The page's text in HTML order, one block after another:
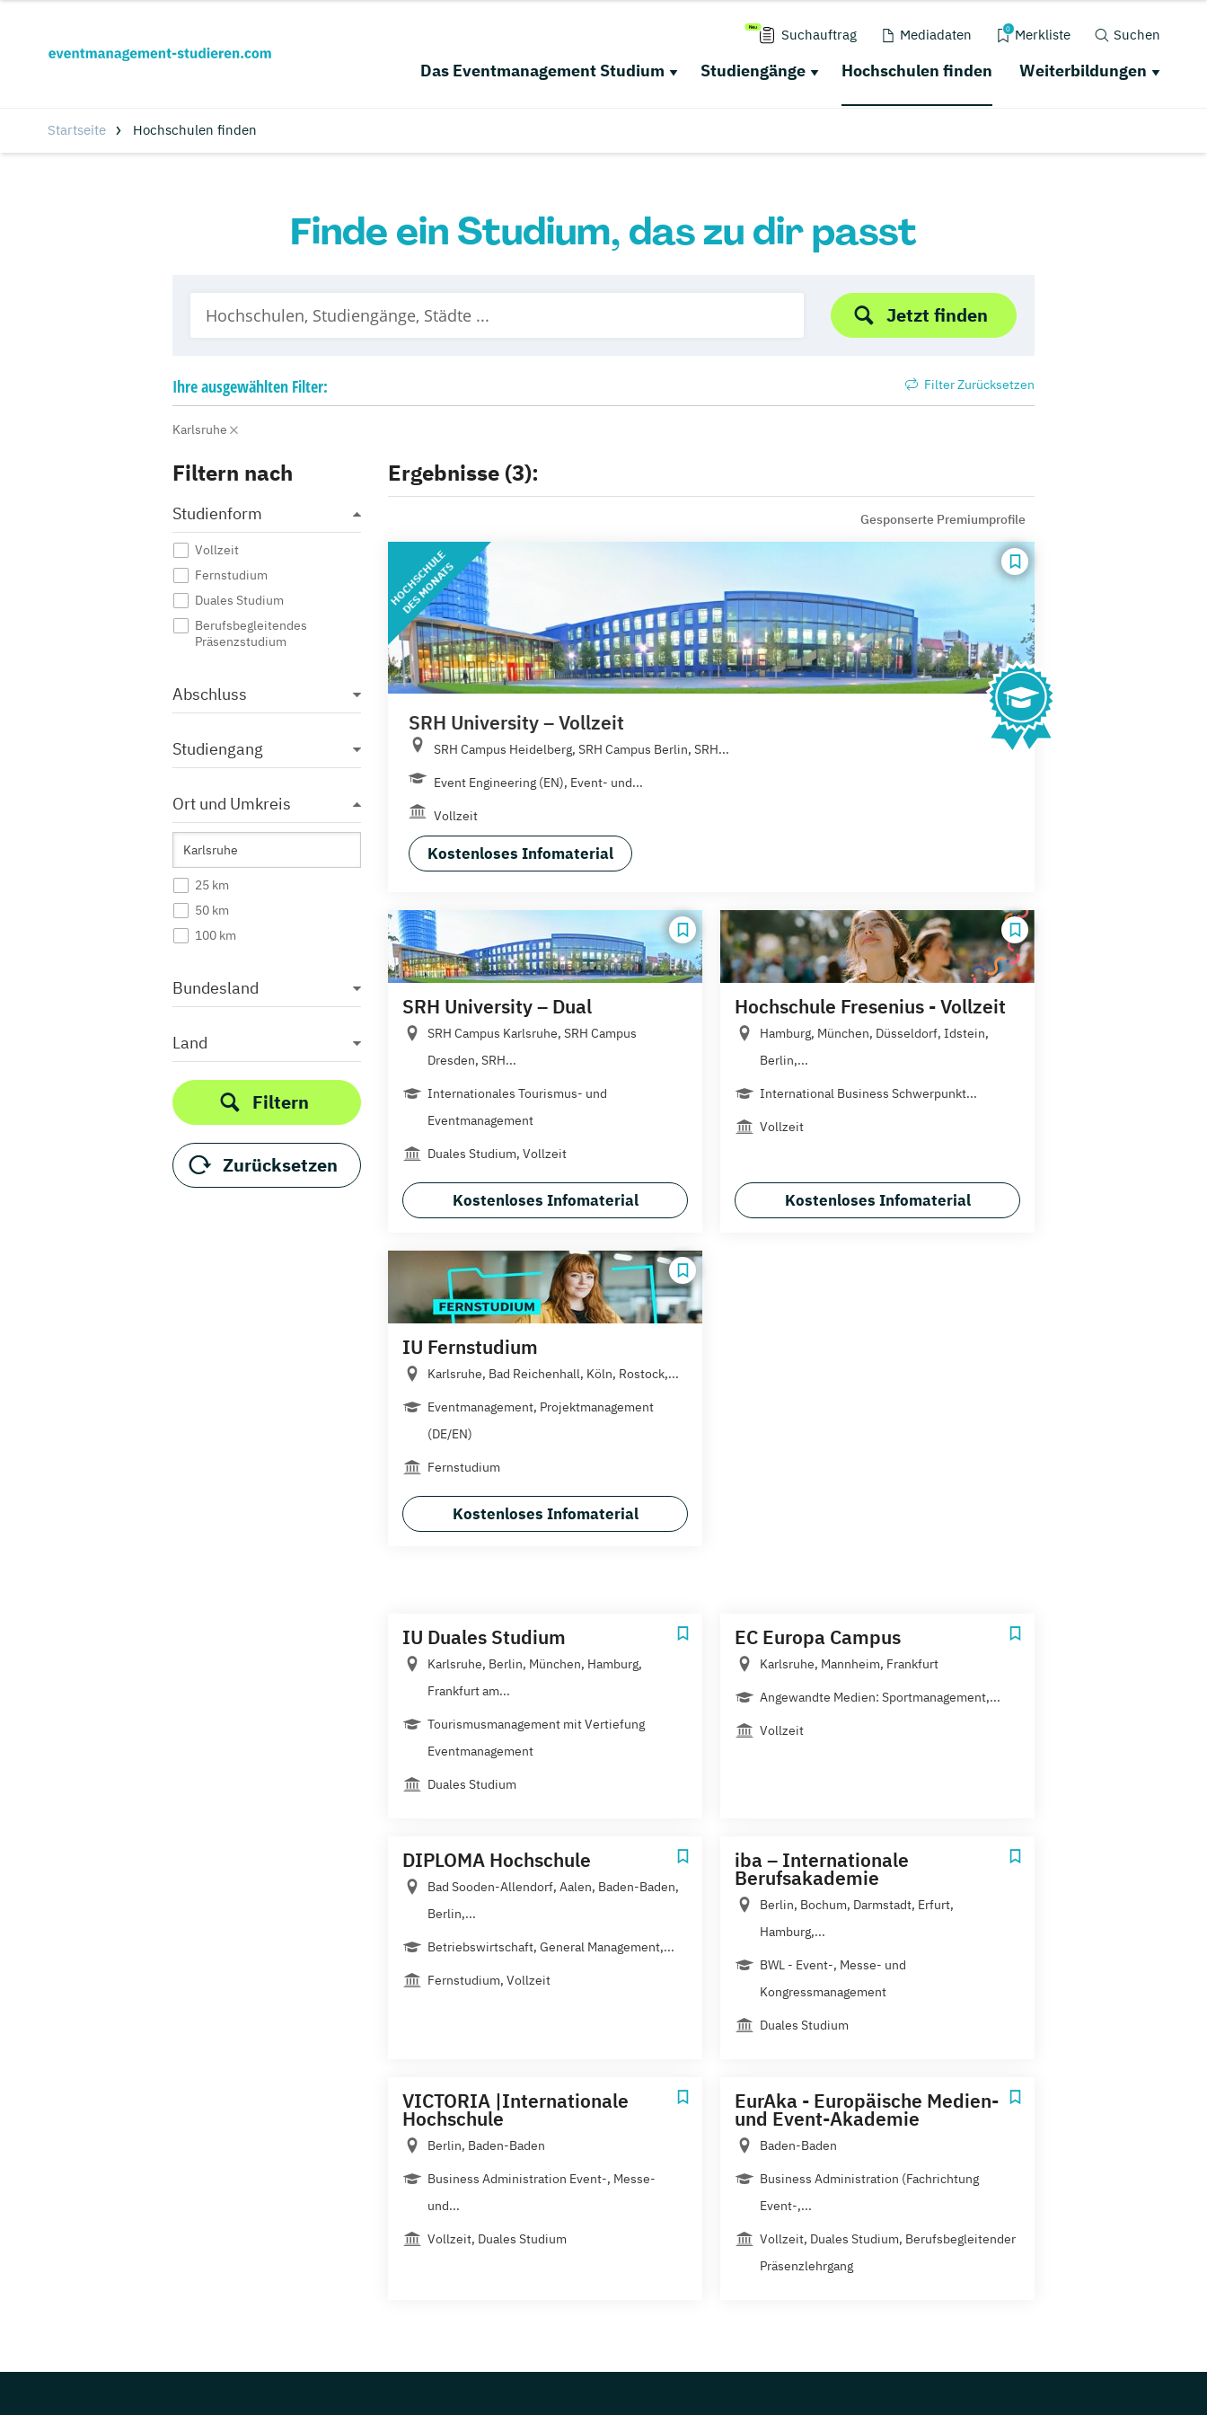
Suchauftrag Mediadaten 0 Merkliste Suchen
Das Eventmanagement Studium Studiengänge Hochschulen finden Weiterbildungen
Startseite Hochschulen finden
Finde ein Studium, das zu dir passt
Jetzt finden
Ihreausgewählten Filter: Filter Zurücksetzen
Karlsruhe
Filtern nach
Studienform
Vollzeit
Fernstudium
Duales Studium
Berufsbegleitendes
Präsenzstudium
Abschluss
Studiengang
Ort und Umkreis
25 km
50 km
100 km
Bundesland
Land
Filtern
Zurücksetzen
Ergebnisse (3):
Gesponserte Premiumprofile
HOCHSCHULE
DES MONATS
SRH University – Vollzeit
SRH Campus Heidelberg, SRH Campus Berlin, SRH...
Event Engineering (EN), Event- und...
Vollzeit
Kostenloses Infomaterial
SRH University – Dual
SRH Campus Karlsruhe, SRH Campus
Dresden, SRH...
Internationales Tourismus- und
Eventmanagement
Duales Studium, Vollzeit
Kostenloses Infomaterial
Hochschule Fresenius - Vollzeit
Hamburg, München, Düsseldorf, Idstein,
Berlin,...
International Business Schwerpunkt...
Vollzeit
Kostenloses Infomaterial
IU Fernstudium
Karlsruhe, Bad Reichenhall, Köln, Rostock,...
Eventmanagement, Projektmanagement
(DE/EN)
Fernstudium
Kostenloses Infomaterial
IU Duales Studium
Karlsruhe, Berlin, München, Hamburg,
Frankfurt am...
Tourismusmanagement mit Vertiefung
Eventmanagement
Duales Studium
EC Europa Campus
Karlsruhe, Mannheim, Frankfurt
Angewandte Medien: Sportmanagement,...
Vollzeit
DIPLOMA Hochschule
Bad Sooden-Allendorf, Aalen, Baden-Baden,
Berlin,...
Betriebswirtschaft, General Management,...
Fernstudium, Vollzeit
iba – Internationale
Berufsakademie
Berlin, Bochum, Darmstadt, Erfurt,
Hamburg,...
BWL - Event-, Messe- und
Kongressmanagement
Duales Studium
VICTORIA |Internationale
Hochschule
Berlin, Baden-Baden
Business Administration Event-, Messe-
und...
Vollzeit, Duales Studium
EurAka - Europäische Medien-
und Event-Akademie
Baden-Baden
Business Administration (Fachrichtung
Event-,...
Vollzeit, Duales Studium, Berufsbegleitender
Präsenzlehrgang